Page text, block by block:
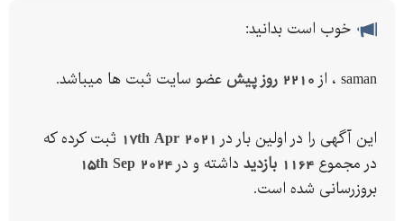
خوب است بدانید:
saman ، از 2210 روز پیش عضو سایت ثبت ها میباشد.
این آگهی را در اولین بار در 17th Apr 2021 ثبت کرده که
در مجموع 1164 بازدید داشته و در 15th Sep 2024
بروزرسانی شده است.